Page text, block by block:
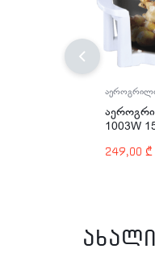
1003W
249,00 ₾